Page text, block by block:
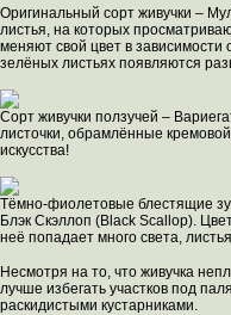
Оригинальный сорт живучки –
листья, на которых
меняют свой цвет в зависимости
зелёных листьях появляются
Сорт живучки ползучей –
листочки, обрамлённые
искусства!
Тёмно-фиолетовые блестящие
Блэк Скэллоп (Black Scallop).
неё попадает много света,
Несмотря на то, что живучка
лучше избегать участков под
раскидистыми кустарниками.